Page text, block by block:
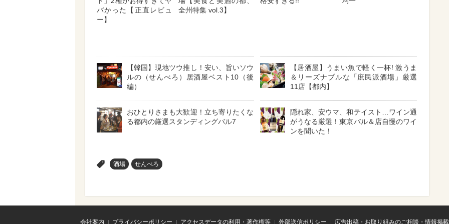
バかった【正直レビュ
ー】
全州特集 vol.3】
【韓国】現地ツウ推し！安い、旨いソウ
ルの（せんべろ）居酒屋ベスト10（後
編）
【居酒屋】うまい魚で軽く一杯! 激うま
＆リーズナブルな「庶民派酒場」厳選
11店【都内】
おひとりさまも大歓迎！立ち寄りたくな
る都内の厳選スタンディングバル7
隠れ家、安ウマ、和テイスト…ワイン通
がうなる厳選！東京バル＆店自慢のワイ
ンを聞いた！
酒場 せんべろ
会社案内 プライバシーポリシー アクセスデータの利用・著作権等 外部送信ポリシー 広告出稿・お取り組みのご相談・情報掲